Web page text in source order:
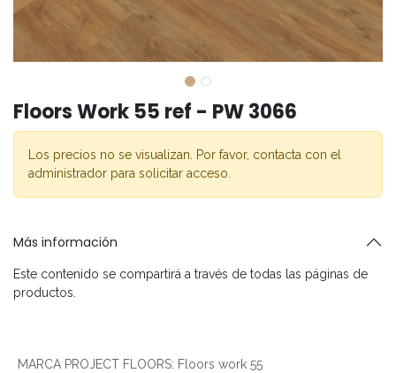
Floors Work 55 ref - PW 3066
Los precios no se visualizan. Por favor, contacta con el
administrador para solicitar acceso.
Más información
Este contenido se compartirá a través de todas las páginas de
productos.
MARCA PROJECT FLOORS: Floors work 55